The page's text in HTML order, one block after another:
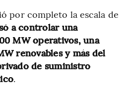
por completo la escala de
a controlar una
MW operativos, una
renovables y más del
de suministro
.